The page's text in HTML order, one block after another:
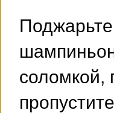
Поджарьте
соломкой,